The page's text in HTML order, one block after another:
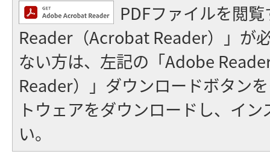
PDFファイルを閲
Reader（Acrobat Reader）」が
ない方は、左記の「Adobe
Reader）」ダウンロードボタン
トウェアをダウンロードし、イ
い。